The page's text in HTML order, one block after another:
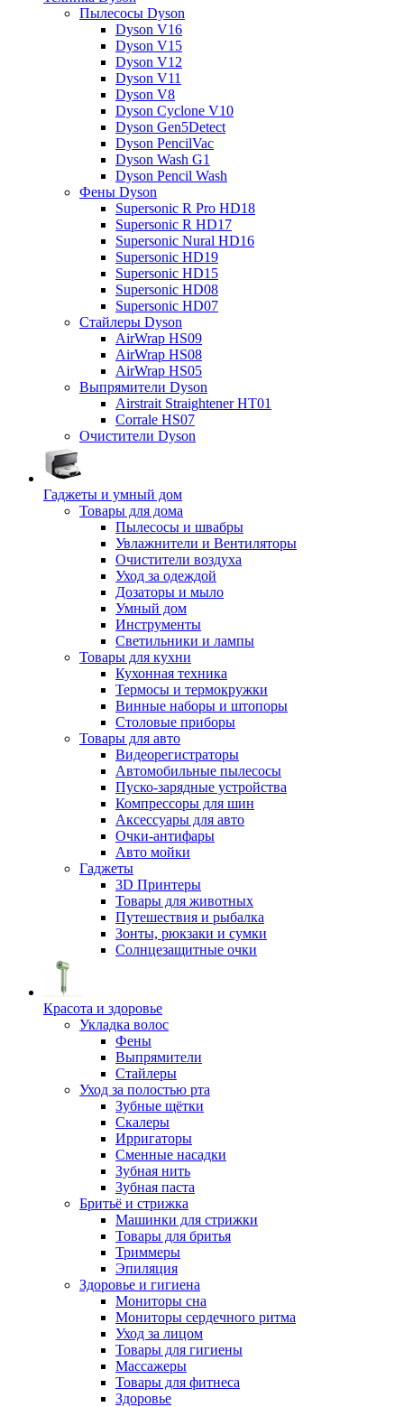
Пылесосы Dyson
Dyson V16
Dyson V15
Dyson V12
Dyson V11
Dyson V8
Dyson Cyclone V10
Dyson Gen5Detect
Dyson PencilVac
Dyson Wash G1
Dyson Pencil Wash
Фены Dyson
Supersonic R Pro HD18
Supersonic R HD17
Supersonic Nural HD16
Supersonic HD19
Supersonic HD15
Supersonic HD08
Supersonic HD07
Стайлеры Dyson
AirWrap HS09
AirWrap HS08
AirWrap HS05
Выпрямители Dyson
Airstrait Straightener HT01
Corrale HS07
Очистители Dyson
Гаджеты и умный дом
Товары для дома
Пылесосы и швабры
Увлажнители и Вентиляторы
Очистители воздуха
Уход за одеждой
Дозаторы и мыло
Умный дом
Инструменты
Светильники и лампы
Товары для кухни
Кухонная техника
Термосы и термокружки
Винные наборы и штопоры
Столовые приборы
Товары для авто
Видеорегистраторы
Автомобильные пылесосы
Пуско-зарядные устройства
Компрессоры для шин
Аксессуары для авто
Очки-антифары
Авто мойки
Гаджеты
3D Принтеры
Товары для животных
Путешествия и рыбалка
Зонты, рюкзаки и сумки
Солнцезащитные очки
Красота и здоровье
Укладка волос
Фены
Выпрямители
Стайлеры
Уход за полостью рта
Зубные щётки
Скалеры
Ирригаторы
Сменные насадки
Зубная нить
Зубная паста
Бритьё и стрижка
Машинки для стрижки
Товары для бритья
Триммеры
Эпиляция
Здоровье и гигиена
Мониторы сна
Мониторы сердечного ритма
Уход за лицом
Товары для гигиены
Массажеры
Товары для фитнеса
Здоровье